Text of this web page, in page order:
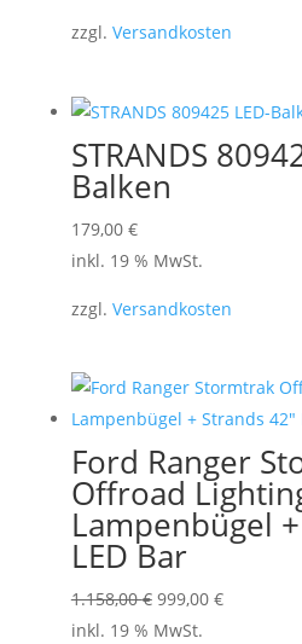
mehrere
auf.
Die
Optionen
der
zzgl. Versandkosten
STRANDS
Balken
179,00 €
inkl. 19 % MwSt.
zzgl. Versandkosten
Ford Ranger
Offroad
Lampenbügel
LED Bar
1.158,00€ Ursprünglicher
Preis
999,00 €Aktueller
inkl. 19 % MwSt.